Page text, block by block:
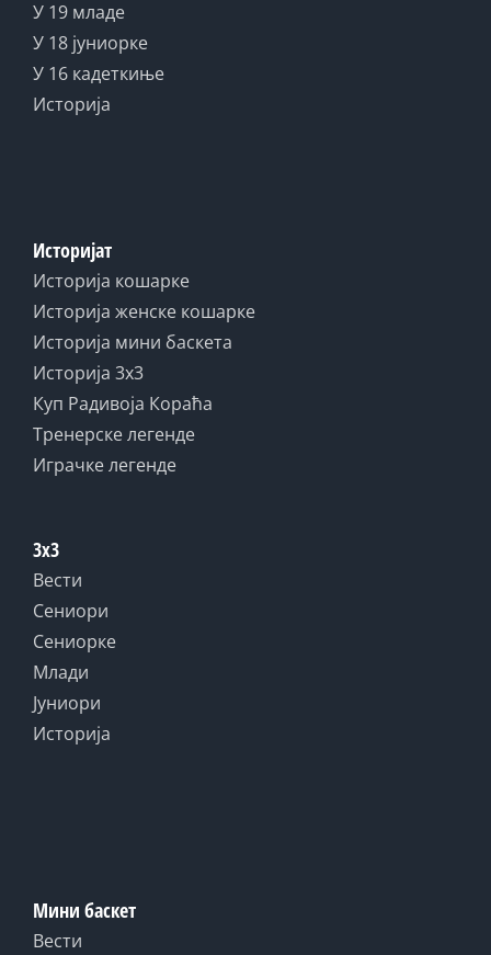
У 19 младе
У 18 јуниорке
У 16 кадеткиње
Историја
Историјат
Историја кошарке
Историја женске кошарке
Историја мини баскета
Историја 3x3
Куп Радивоја Кораћа
Тренерске легенде
Играчке легенде
3x3
Вести
Сениори
Сениорке
Млади
Јуниори
Историја
Мини баскет
Вести